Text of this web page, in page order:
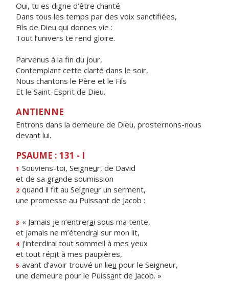
Oui, tu es digne d’être chanté
Dans tous les temps par des voix sanctifiées,
Fils de Dieu qui donnes vie :
Tout l’univers te rend gloire.
Parvenus à la fin du jour,
Contemplant cette clarté dans le soir,
Nous chantons le Père et le Fils
Et le Saint-Esprit de Dieu.
ANTIENNE
Entrons dans la demeure de Dieu, prosternons-nous
devant lui.
PSAUME : 131 - I
1 Souviens-toi, Seigneur, de David
et de sa grande soumission
2 quand il fit au Seigneur un serment,
une promesse au Puissant de Jacob :
3 « Jamais je n’entrerai sous ma tente,
et jamais ne m’étendrai sur mon lit,
4 j’interdirai tout sommeil à mes yeux
et tout répit à mes paupières,
5 avant d’avoir trouvé un lieu pour le Seigneur,
une demeure pour le Puissant de Jacob. »